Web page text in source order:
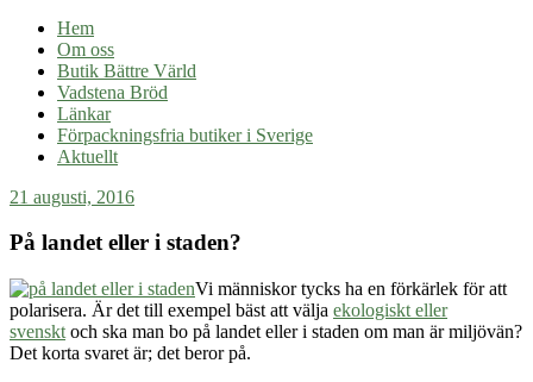
Hem
Om oss
Butik Bättre Värld
Vadstena Bröd
Länkar
Förpackningsfria butiker i Sverige
Aktuellt
21 augusti, 2016
På landet eller i staden?
Vi människor tycks ha en förkärlek för att
polarisera. Är det till exempel bäst att välja ekologiskt eller
svenskt och ska man bo på landet eller i staden om man är miljövän?
Det korta svaret är; det beror på.